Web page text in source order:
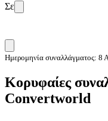
Σε
Ημερομηνία συναλλάγματος: 8
Κορυφαίες
Convertworld